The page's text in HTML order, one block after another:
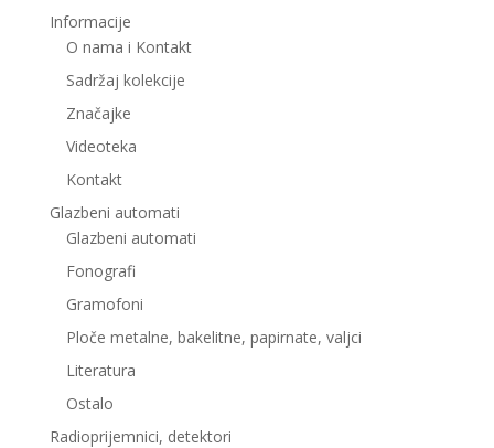
Informacije
O nama i Kontakt
Sadržaj kolekcije
Značajke
Videoteka
Kontakt
Glazbeni automati
Glazbeni automati
Fonografi
Gramofoni
Ploče metalne, bakelitne, papirnate, valjci
Literatura
Ostalo
Radioprijemnici, detektori